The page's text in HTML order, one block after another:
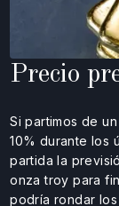
Precio
Si partimos de
10% durante los
partida la
onza troy para
podría rondar